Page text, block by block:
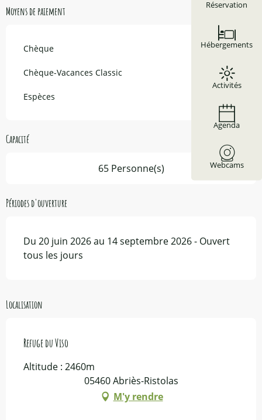
Réservation
Hébergements
Activités
Agenda
Webcams
Moyens de paiement
Chèque
Chèque-Vacances Classic
Espèces
Capacité
65 Personne(s)
Périodes d'ouverture
Du 20 juin 2026 au 14 septembre 2026 - Ouvert
tous les jours
Localisation
Refuge du Viso
Altitude : 2460m
05460 Abriès-Ristolas
M'y rendre